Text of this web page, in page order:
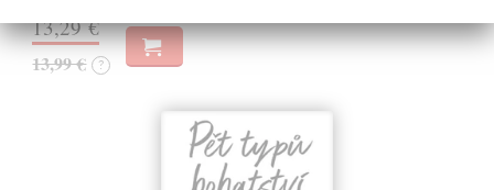
13,29 €
13,99 € ?